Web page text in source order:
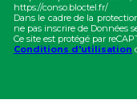
https://conso.bloctel.fr/
Dans le cadre de la
ne pas inscrire de Données
Ce site est protégé par
Conditions d'utilisation